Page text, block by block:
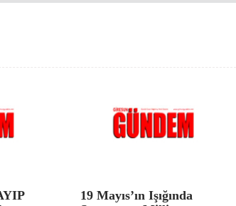
19 Mayıs’ın Işığında